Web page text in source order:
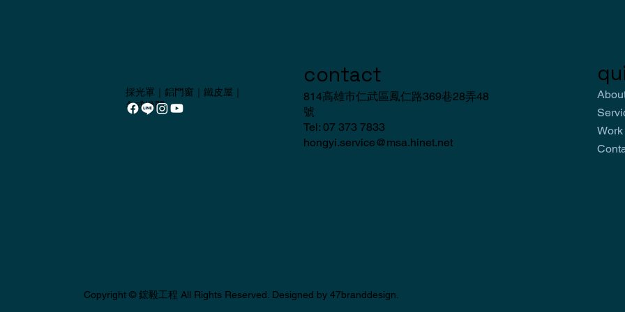
採光罩｜鋁門窗｜鐵皮屋｜
各式捲門
contact
814高雄市仁武區鳳仁路369巷28弄48
號
Tel: 07 373 7833
hongyi.service@msa.hinet.net
Copyright ©鋐毅工程 All Rights Reserved. Designed by 47branddesign.